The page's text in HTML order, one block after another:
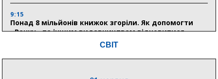
9:15
Понад 8 мільйонів книжок згоріли. Як допомогти
«Ранку» та іншим видавництвам відновитися
04 серпня
СВІТ